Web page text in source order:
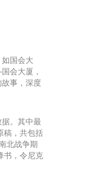
国会大
会大厦，
事，深度
。其中最
稿，共包括
北战争期
书，令尼克